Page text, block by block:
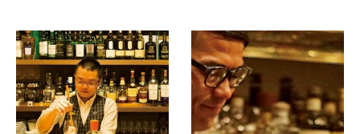
CULTURE
自分を耕す